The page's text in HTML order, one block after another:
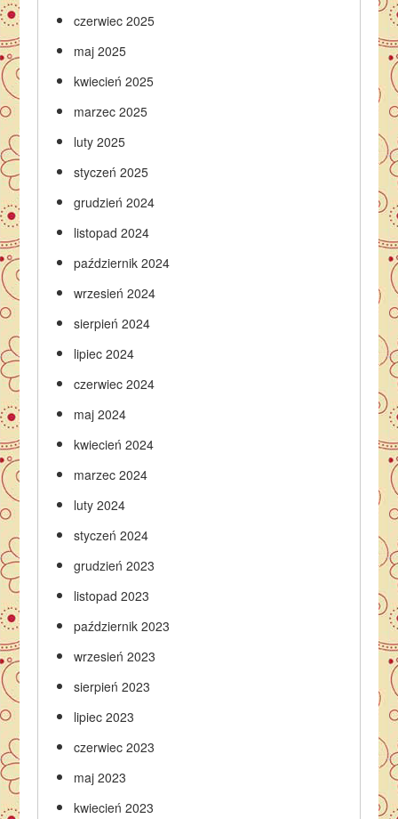
czerwiec 2025
maj 2025
kwiecień 2025
marzec 2025
luty 2025
styczeń 2025
grudzień 2024
listopad 2024
październik 2024
wrzesień 2024
sierpień 2024
lipiec 2024
czerwiec 2024
maj 2024
kwiecień 2024
marzec 2024
luty 2024
styczeń 2024
grudzień 2023
listopad 2023
październik 2023
wrzesień 2023
sierpień 2023
lipiec 2023
czerwiec 2023
maj 2023
kwiecień 2023